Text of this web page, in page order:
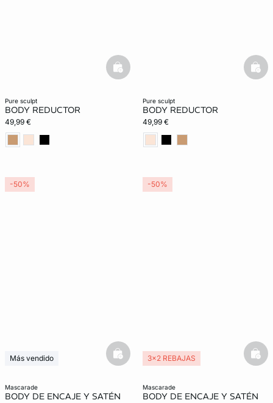
pure sculpt
BODY REDUCTOR
49,99 €
basketfull
pure sculpt
BODY REDUCTOR
49,99 €
mascarade
BODY DE ENCAJE Y SATÉN
Más vendido
Exclu Web
basketfull
-50%
mascarade
BODY DE ENCAJE Y SATÉN
3x2 REBAJAS
-50%